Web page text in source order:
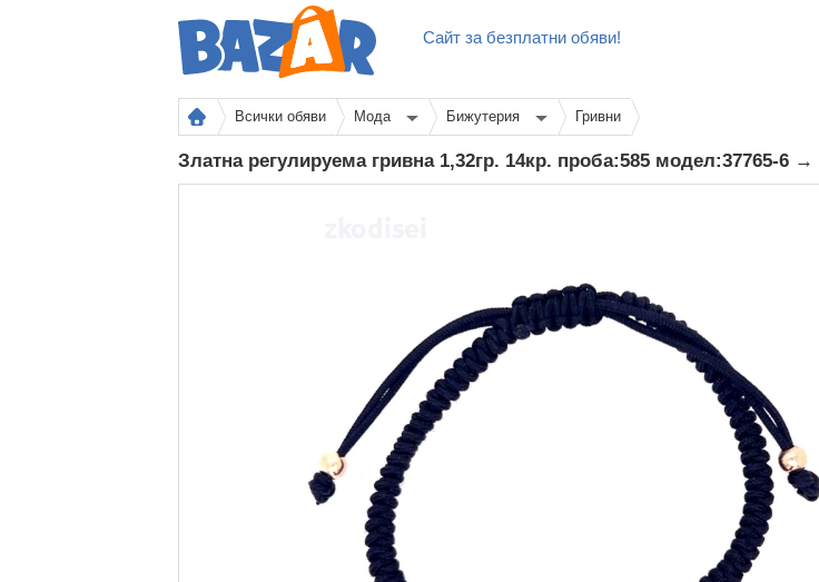
Сайт за безплатни обяви!
Всички обяви Мода Бижутерия Гривни
Златна регулируема гривна 1,32гр. 14кр. проба:585 модел:37765-6 →